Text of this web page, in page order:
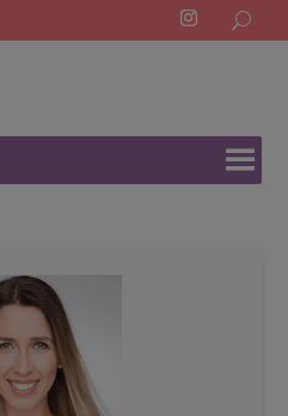
for: